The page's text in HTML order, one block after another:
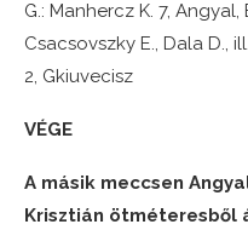
G.: Manhercz K. 7,
Csacsovszky E., Dala D.,
2, Gkiuvecisz
VÉGE
A másik meccsen
Krisztián ötméteresből